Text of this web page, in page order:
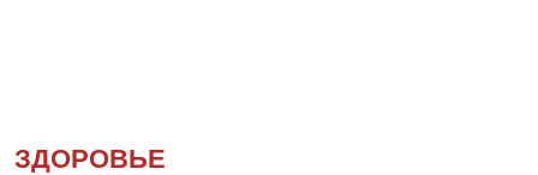
ЗДОРОВЬЕ